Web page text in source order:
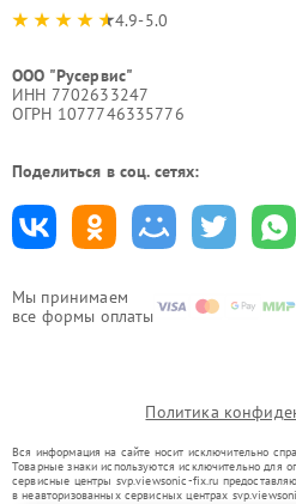
Мы принимаем
все формы оплаты
4.9-5.0
ООО "Русервис"
ИНН 7702633247
ОГРН 1077746335776
Поделиться в соц. сетях:
Политика
Вся информация на сайте носит исключительно
Товарные знаки используются исключительно для
сервисные центры svp.viewsonic-fix.ru
в неавторизованных сервисных центрах